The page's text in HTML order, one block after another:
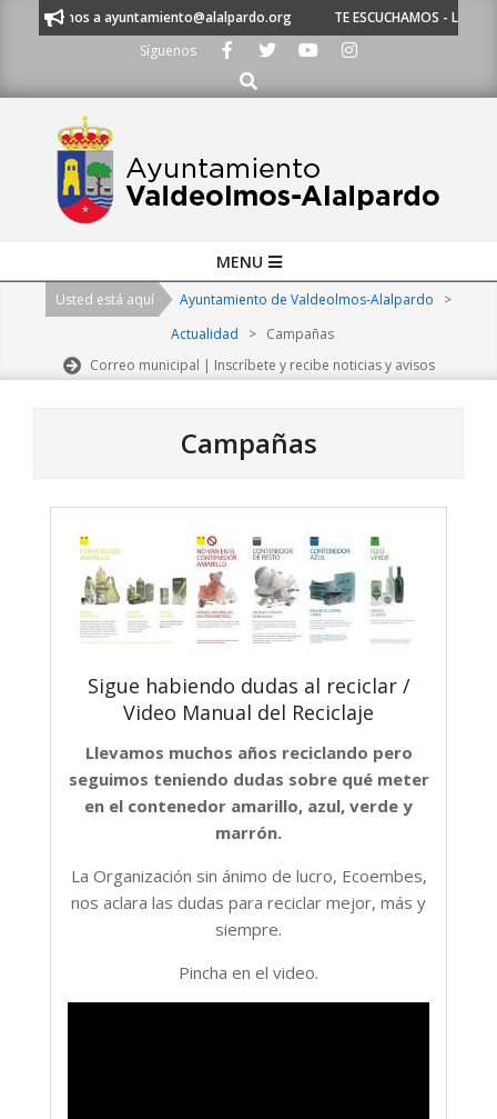
a ayuntamiento@alalpardo.org
TE ESCUCHAMOS - Llámanos
Síguenos
Buscar
Navigation
MENU
Usted está aquí Ayuntamiento de Valdeolmos-Alalpardo
>
Actualidad
> Campañas
Correo municipal | Inscríbete y recibe noticias y avisos
Campañas
Sigue habiendo dudas al reciclar /
Video Manual del Reciclaje
Llevamos muchos años reciclando pero
seguimos teniendo dudas sobre qué meter
en el contenedor amarillo, azul, verde y
marrón.
La Organización sin ánimo de lucro, Ecoembes,
nos aclara las dudas para reciclar mejor, más y
siempre.
Pincha en el video.